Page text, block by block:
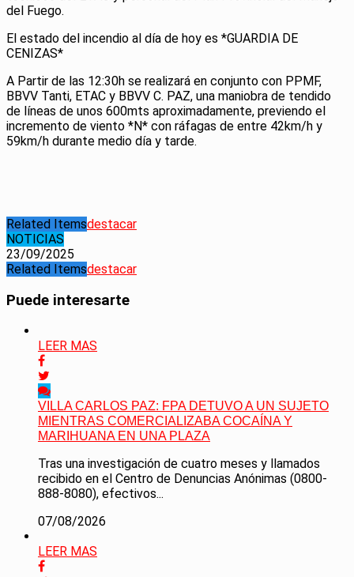
del Fuego.
El estado del incendio al día de hoy es *GUARDIA DE
CENIZAS*
A Partir de las 12:30h se realizará en conjunto con PPMF,
BBVV Tanti, ETAC y BBVV C. PAZ, una maniobra de tendido
de líneas de unos 600mts aproximadamente, previendo el
incremento de viento *N* con ráfagas de entre 42km/h y
59km/h durante medio día y tarde.
Related Itemsdestacar
NOTICIAS
23/09/2025
Related Itemsdestacar
Puede interesarte
LEER MAS
VILLA CARLOS PAZ: FPA DETUVO A UN SUJETO
MIENTRAS COMERCIALIZABA COCAÍNA Y
MARIHUANA EN UNA PLAZA
Tras una investigación de cuatro meses y llamados
recibido en el Centro de Denuncias Anónimas (0800-
888-8080), efectivos...
07/08/2026
LEER MAS